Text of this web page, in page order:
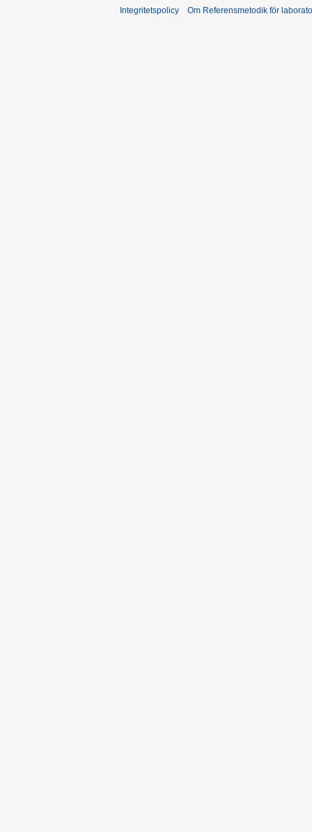
Integritetspolicy Om Referensmetodik för